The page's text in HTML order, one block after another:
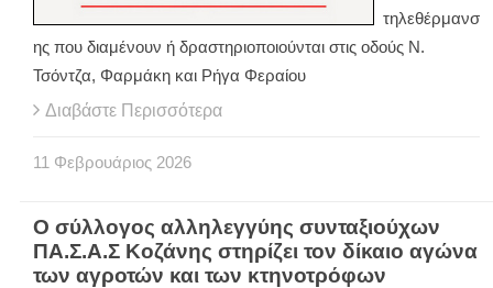
τηλεθέρμανσ
ης που διαμένουν ή δραστηριοποιούνται στις οδούς Ν.
Τσόντζα, Φαρμάκη και Ρήγα Φεραίου
Διαβάστε Περισσότερα
11 Φεβρουάριος 2026
Ο σύλλογος αλληλεγγύης συνταξιούχων
ΠΑ.Σ.Α.Σ Κοζάνης στηρίζει τον δίκαιο αγώνα
των αγροτών και των κτηνοτρόφων